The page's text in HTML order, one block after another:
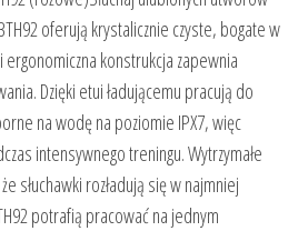
oferują krystalicznie czyste, bogate w
ergonomiczna konstrukcja zapewnia
Dzięki etui ładującemu pracują do
na wodę na poziomie IPX7, więc
intensywnego treningu. Wytrzymałe
słuchawki rozładują się w najmniej
potrafią pracować na jednym